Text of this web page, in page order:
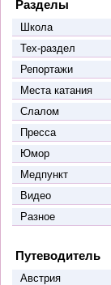
Разделы
Школа
Тех-раздел
Репортажи
Места катания
Слалом
Пресса
Юмор
Медпункт
Видео
Разное
Путеводитель
Австрия